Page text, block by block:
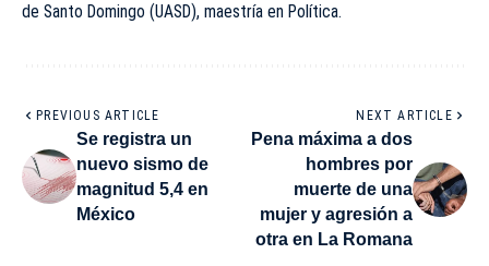
de Santo Domingo (UASD), maestría en Política.
PREVIOUS ARTICLE
Se registra un
nuevo sismo de
magnitud 5,4 en
México
NEXT ARTICLE
Pena máxima a dos
hombres por
muerte de una
mujer y agresión a
otra en La Romana